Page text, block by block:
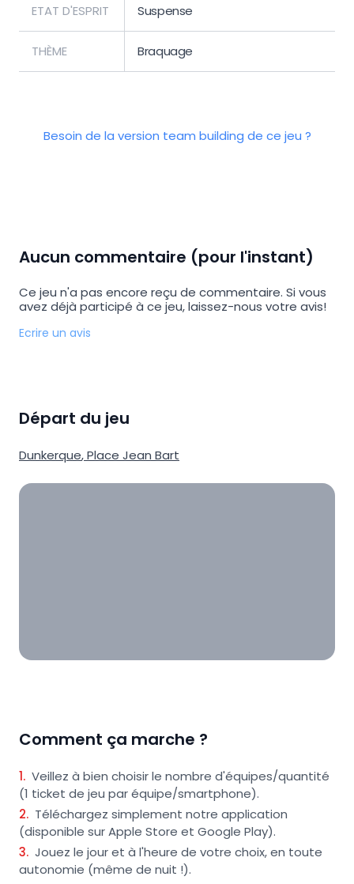
ETAT D'ESPRIT Suspense
THÈME Braquage
Besoin de la version team building de ce jeu ?
Aucun commentaire (pour l'instant)
Ce jeu n'a pas encore reçu de commentaire. Si vous
avez déjà participé à ce jeu, laissez-nous votre avis!
Ecrire un avis
Départ du jeu
Dunkerque,Place Jean Bart
Comment ça marche ?
1. Veillez à bien choisir le nombre d'équipes/quantité
(1 ticket de jeu par équipe/smartphone).
2. Téléchargez simplement notre application
(disponible sur Apple Store et Google Play).
3. Jouez le jour et à l'heure de votre choix, en toute
autonomie (même de nuit !).